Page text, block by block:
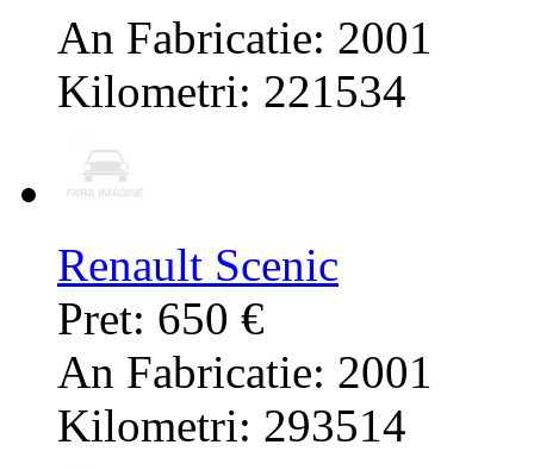
An Fabricatie: 2001
Kilometri: 221534
Renault Scenic
Pret: 650 €
An Fabricatie: 2001
Kilometri: 293514